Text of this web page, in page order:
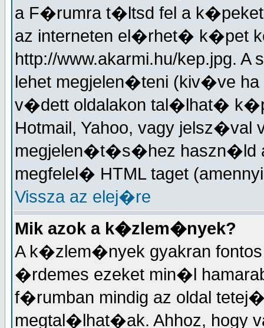
a F�rumra t�ltsd fel a
az interneten el�rhet� k�pet
http://www.akarmi.hu/kep.jpg.
lehet megjelen�teni (kiv�ve
v�dett oldalakon tal�lhat�
Hotmail, Yahoo, vagy
megjelen�t�s�hez haszn�ld
megfelel� HTML taget
Vissza az elej�re
Mik azok a k�zlem�nyek?
A k�zlem�nyek gyakran
�rdemes ezeket min�l
f�rumban mindig az oldal
megtal�lhat�ak. Ahhoz,